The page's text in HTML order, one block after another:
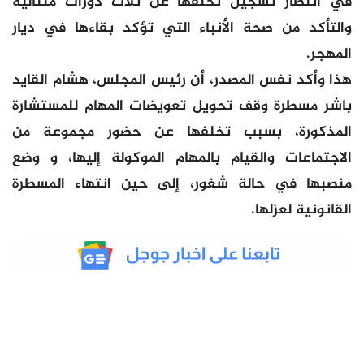
والتأكد من صحة الأنباء التي تؤكد بقاءها في ديار
المهجر.
هذا وأكد نفس المصدر، أن رئيس المجلس، هشام القايد
باشر مسطرة وقف تحويل تعويضات المهام للمستشارة
المذكورة، بسبب تخلفها عن حضور مجموعة من
الاجتماعات والقيام بالمهام الموكولة إليها، و وضع
منصبها في حالة شغور، إلى حين انتهاء المسطرة
القانونية لعزلها.